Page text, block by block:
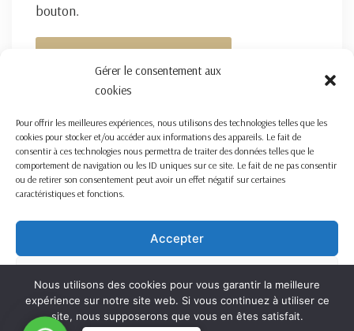
Gérer le consentement aux
cookies
Pour offrir les meilleures expériences, nous utilisons des technologies telles que les
cookies pour stocker et/ou accéder aux informations des appareils. Le fait de
consentir à ces technologies nous permettra de traiter des données telles que le
comportement de navigation ou les ID uniques sur ce site. Le fait de ne pas consentir
ou de retirer son consentement peut avoir un effet négatif sur certaines
caractéristiques et fonctions.
Accepter
Voir les préférences
bouton.
Nous utilisons des cookies pour vous garantir la meilleure
expérience sur notre site web. Si vous continuez à utiliser ce
site, nous supposerons que vous en êtes satisfait.